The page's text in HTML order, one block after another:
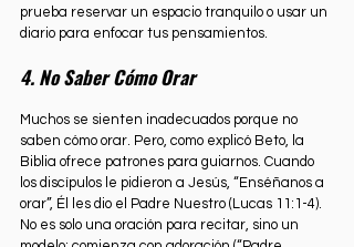
prueba reservar un espacio tranquilo o usar un
diario para enfocar tus pensamientos.
4. No Saber Cómo Orar
Muchos se sienten inadecuados porque no
saben cómo orar. Pero, como explicó Beto, la
Biblia ofrece patrones para guiarnos. Cuando
los discípulos le pidieron a Jesús, “Enséñanos a
orar”, Él les dio el Padre Nuestro (Lucas 11:1-4).
No es solo una oración para recitar, sino un